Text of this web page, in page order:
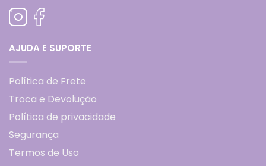
AJUDA E SUPORTE
Política de Frete
Troca e Devolução
Política de privacidade
Segurança
Termos de Uso